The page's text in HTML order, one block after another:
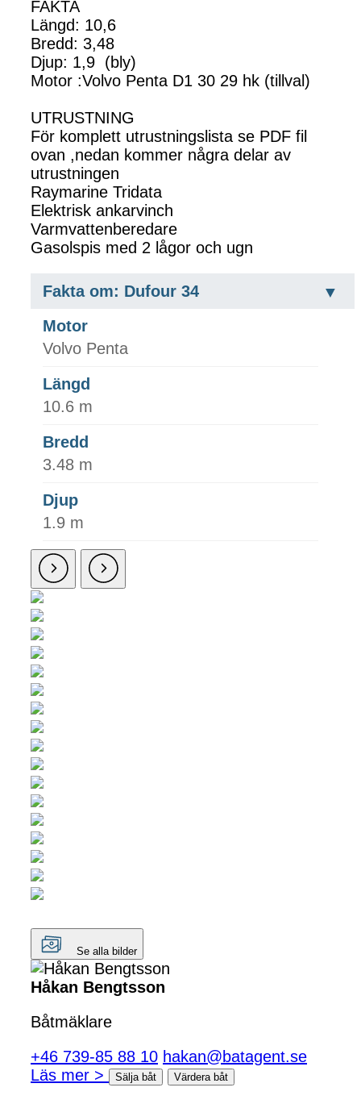
FAKTA
Längd: 10,6
Bredd: 3,48
Djup: 1,9 (bly)
Motor :Volvo Penta D1 30 29 hk (tillval)
UTRUSTNING
För komplett utrustningslista se PDF fil
ovan ,nedan kommer några delar av
utrustningen
Raymarine Tridata
Elektrisk ankarvinch
Varmvattenberedare
Gasolspis med 2 lågor och ugn
Fakta om: Dufour 34
Motor
Volvo Penta
Längd
10.6 m
Bredd
3.48 m
Djup
1.9 m
Se alla bilder
Håkan Bengtsson
Båtmäklare
+46 739-85 88 10 hakan@batagent.se
Läs mer >
Sälja båt Värdera båt